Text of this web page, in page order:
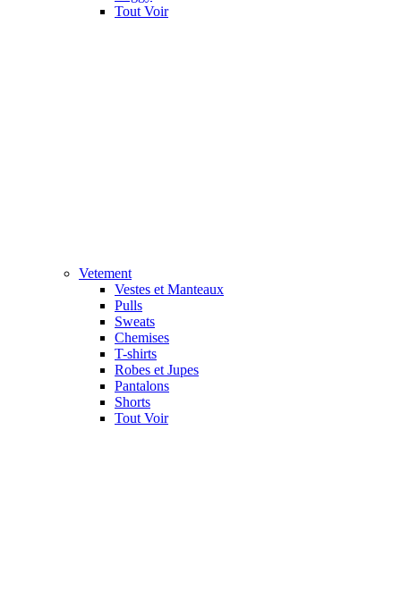
Tout Voir
Vetement
Vestes et Manteaux
Pulls
Sweats
Chemises
T-shirts
Robes et Jupes
Pantalons
Shorts
Tout Voir